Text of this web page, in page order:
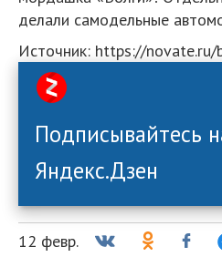
делали самодельные
Источник: https://
Подписывайтесь
Яндекс.Дзен
12 февр.